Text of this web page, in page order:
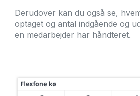
Derudover kan du også se,
optaget og antal indgående og
en medarbejder har håndteret.